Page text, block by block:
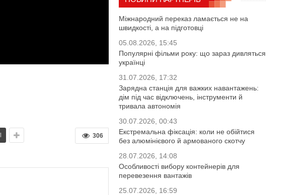
306
Міжнародний переказ ламається не на
швидкості, а на підготовці
05.08.2026, 15:45
Популярні фільми року: що зараз дивляться
українці
31.07.2026, 17:32
Зарядна станція для важких навантажень:
дім під час відключень, інструменти й
тривала автономія
30.07.2026, 00:43
Екстремальна фіксація: коли не обійтися
без алюмінієвого й армованого скотчу
28.07.2026, 14:08
Особливості вибору контейнерів для
перевезення вантажів
25.07.2026, 16:59